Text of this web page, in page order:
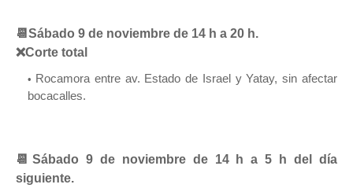
📆Sábado 9 de noviembre de 14 h a 20 h.
❌Corte total
Rocamora entre av. Estado de Israel y Yatay, sin afectar
bocacalles.
📆Sábado 9 de noviembre de 14 h a 5 h del día
siguiente.